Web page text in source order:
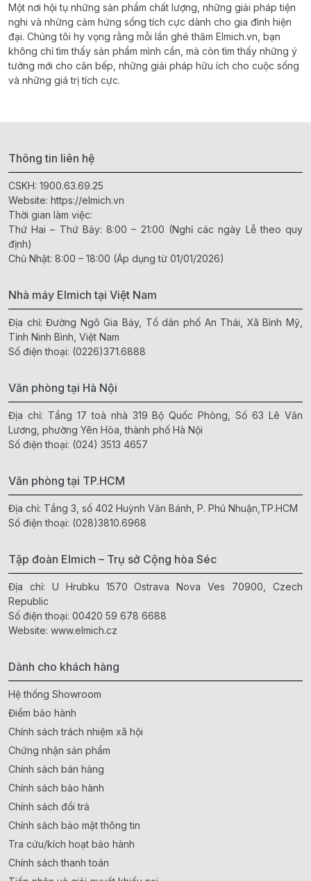
Một nơi hội tụ những sản phẩm chất lượng, những giải pháp tiện
nghi và những cảm hứng sống tích cực dành cho gia đình hiện
đại. Chúng tôi hy vọng rằng mỗi lần ghé thăm Elmich.vn, bạn
không chỉ tìm thấy sản phẩm mình cần, mà còn tìm thấy những ý
tưởng mới cho căn bếp, những giải pháp hữu ích cho cuộc sống
và những giá trị tích cực.
Thông tin liên hệ
CSKH: 1900.63.69.25
Website: https://elmich.vn
Thời gian làm việc:
Thứ Hai – Thứ Bảy: 8:00 – 21:00 (Nghỉ các ngày Lễ theo quy
định)
Chủ Nhật: 8:00 – 18:00 (Áp dụng từ 01/01/2026)
Nhà máy Elmich tại Việt Nam
Địa chỉ: Đường Ngô Gia Bảy, Tổ dân phố An Thái, Xã Bình Mỹ,
Tỉnh Ninh Bình, Việt Nam
Số điện thoại: (0226)371.6888
Văn phòng tại Hà Nội
Địa chỉ: Tầng 17 toà nhà 319 Bộ Quốc Phòng, Số 63 Lê Văn
Lương, phường Yên Hòa, thành phố Hà Nội
Số điện thoại: (024) 3513 4657
Văn phòng tại TP.HCM
Địa chỉ: Tầng 3, số 402 Huỳnh Văn Bánh, P. Phú Nhuận,TP.HCM
Số điện thoại: (028)3810.6968
Tập đoàn Elmich – Trụ sở Cộng hòa Séc
Địa chỉ: U Hrubku 1570 Ostrava Nova Ves 70900, Czech
Republic
Số điện thoại: 00420 59 678 6688
Website: www.elmich.cz
Dành cho khách hàng
Hệ thống Showroom
Điểm bảo hành
Chính sách trách nhiệm xã hội
Chứng nhận sản phẩm
Chính sách bán hàng
Chính sách bảo hành
Chính sách đổi trả
Chính sách bảo mật thông tin
Tra cứu/kích hoạt bảo hành
Chính sách thanh toán